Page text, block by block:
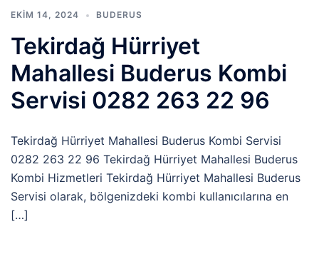
EKIM 14, 2024 BUDERUS
Tekirdağ Hürriyet
Mahallesi Buderus Kombi
Servisi 0282 263 22 96
Tekirdağ Hürriyet Mahallesi Buderus Kombi Servisi
0282 263 22 96 Tekirdağ Hürriyet Mahallesi Buderus
Kombi Hizmetleri Tekirdağ Hürriyet Mahallesi Buderus
Servisi olarak, bölgenizdeki kombi kullanıcılarına en
[…]